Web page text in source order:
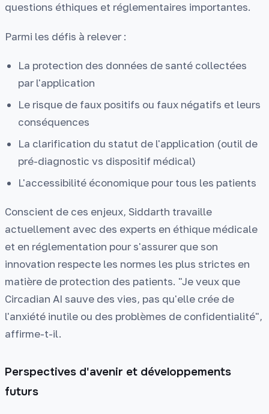
questions éthiques et réglementaires importantes.
Parmi les défis à relever :
La protection des données de santé collectées
par l'application
Le risque de faux positifs ou faux négatifs et leurs
conséquences
La clarification du statut de l'application (outil de
pré-diagnostic vs dispositif médical)
L'accessibilité économique pour tous les patients
Conscient de ces enjeux, Siddarth travaille
actuellement avec des experts en éthique médicale
et en réglementation pour s'assurer que son
innovation respecte les normes les plus strictes en
matière de protection des patients. "Je veux que
Circadian AI sauve des vies, pas qu'elle crée de
l'anxiété inutile ou des problèmes de confidentialité",
affirme-t-il.
Perspectives d'avenir et développements
futurs